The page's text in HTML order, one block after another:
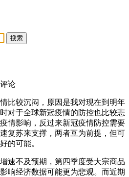
搜索
论
比较沉闷，原因是我对现在到明年
对于全球新冠疫情的防控也比较悲
情影响，反过来新冠疫情防控需要
复苏来支撑，两者互为前提，但可
的可能。
速不及预期，第四季度受大宗商品
响经济数据可能更为悲观。而近期